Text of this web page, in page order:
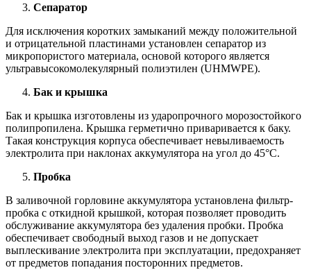
Сепаратор
Для исключения коротких замыканий между положительной
и отрицательной пластинами установлен сепаратор из
микропористого материала, основой которого является
ультравысокомолекулярный полиэтилен (UHMWPE).
Бак и крышка
Бак и крышка изготовлены из ударопрочного морозостойкого
полипропилена. Крышка герметично приваривается к баку.
Такая конструкция корпуса обеспечивает невыливаемость
электролита при наклонах аккумулятора на угол до 45°С.
Пробка
В заливочной горловине аккумулятора установлена фильтр-
пробка с откидной крышкой, которая позволяет проводить
обслуживание аккумулятора без удаления пробки. Пробка
обеспечивает свободный выход газов и не допускает
выплескивание электролита при эксплуатации, предохраняет
от предметов попадания посторонних предметов.